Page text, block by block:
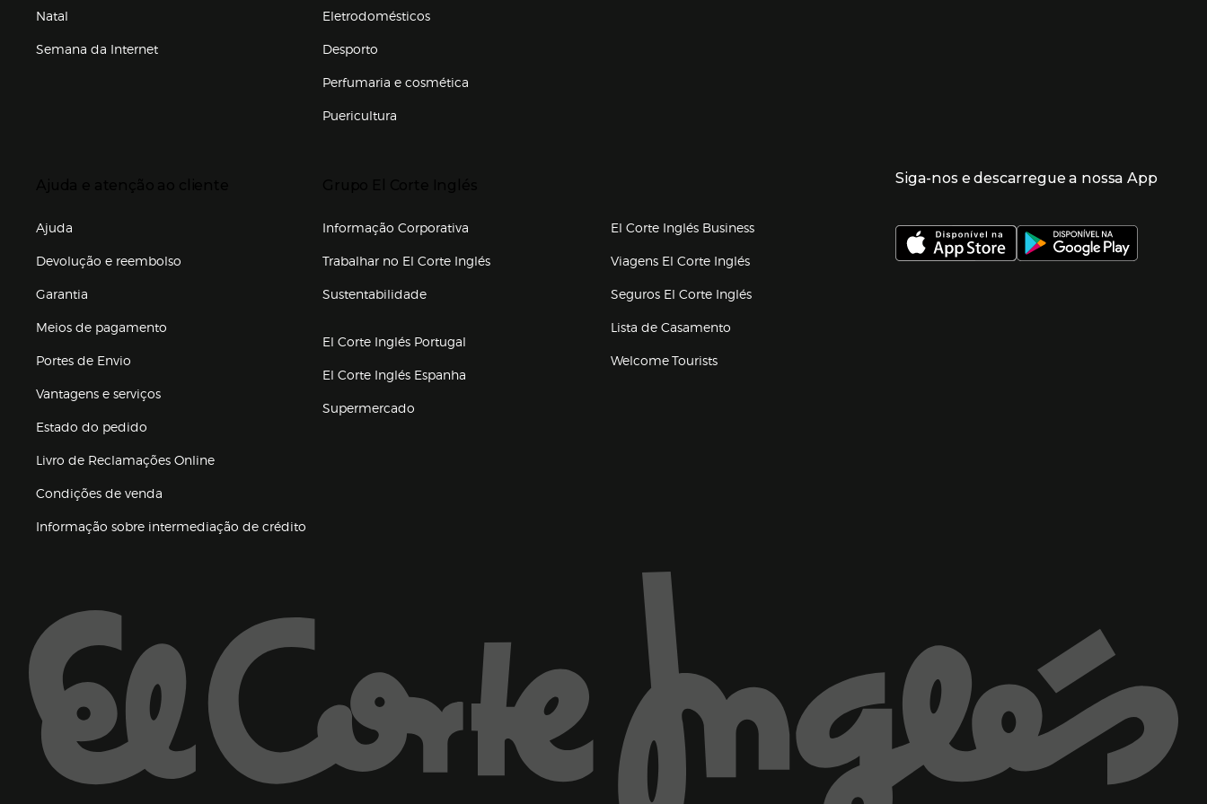
Natal
Semana da Internet
Eletrodomésticos
Desporto
Perfumaria e cosmética
Puericultura
Ajuda
Devolução e reembolso
Garantia
Meios de pagamento
Portes de Envio
Vantagens e serviços
Estado do pedido
Livro de Reclamações Online
Condições de venda
Informação sobre intermediação de crédito
Informação Corporativa
Trabalhar no El Corte Inglés(abre en nueva ventana)
Sustentabilidade
El Corte Inglés Portugal
El Corte Inglés Espanha
Supermercado
El Corte Inglés Business
Viagens El Corte Inglés(abre en nueva ventana)
Seguros El Corte Inglés(abre en nueva ventana)
Lista de Casamento
Welcome Tourists
Enlaces de grupo el corte inglés
Siga-nos e descarregue a nossa App
Marca El Corte Inglés